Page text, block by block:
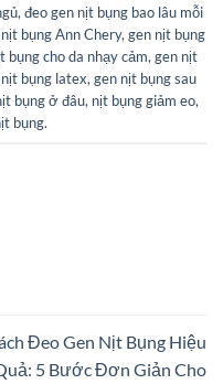
, đeo gen nịt bụng bao lâu mỗi
bụng Ann Chery, gen nịt bụng
bụng cho da nhạy cảm, gen nịt
bụng latex, gen nịt bụng sau
bụng ở đâu, nịt bụng giảm eo,
bụng.
Đeo Gen Nịt Bụng Hiệu
5 Bước Đơn Giản Cho